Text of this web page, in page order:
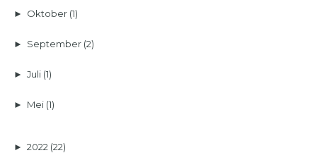
► Oktober (1)
► September (2)
►Juli (1)
► Mei (1)
►2022 (22)